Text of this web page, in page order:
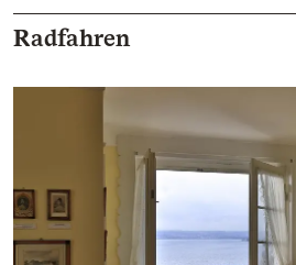
Radfahren